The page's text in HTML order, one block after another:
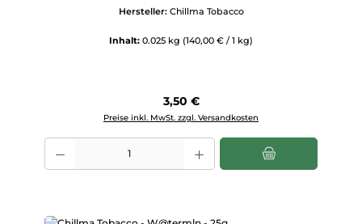
Hersteller: Chillma Tobacco
Inhalt: 0.025 kg (140,00 € / 1 kg)
Regulärer Preis:
3,50 €
Preise inkl. MwSt. zzgl. Versandkosten
Produkt Anzahl: Gib den gewünschten Wert ein oder benutze die